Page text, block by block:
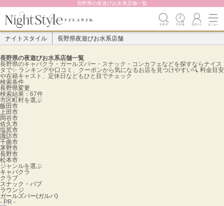
長野県の夜遊びお水系店舗一覧
ナイトスタイル 長野県夜遊びお水系店舗
長野県の夜遊びお水系店舗一覧
長野県のキャバクラ・ガールズバー・スナック・コンカフェなどを探すならナイス
タで✨️ ランキングや口コミ、クーポンから気になるお店を見つけやすい🔍 料金目安
や在籍キャスト、定休日などもひと目でチェック
検索条件
長野県変更
検索結果：67件
市区町村を選ぶ
飯田市
上田市
岡谷市
佐久市
塩尻市
諏訪市
千曲市
茅野市
長野市
松本市
ジャンルを選ぶ
キャバクラ
クラブ
スナック・パブ
ラウンジ
ガールズバー(ガルバ)
- PR -